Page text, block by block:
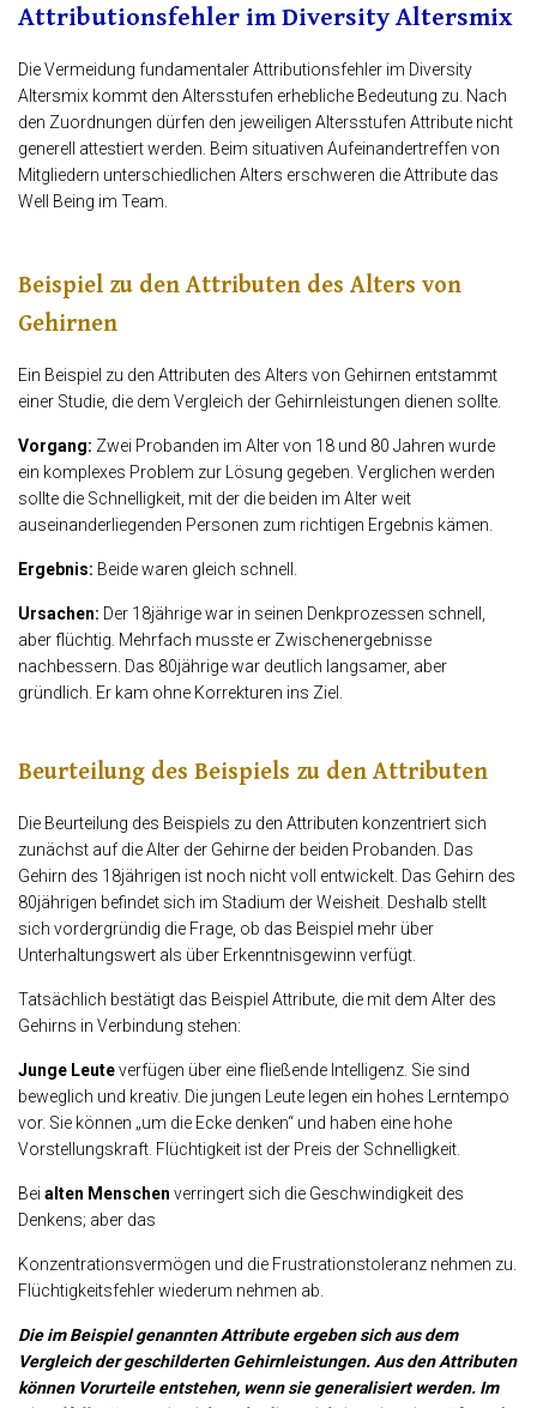
Attributionsfehler im Diversity Altersmix
Die Vermeidung fundamentaler Attributionsfehler im Diversity
Altersmix kommt den Altersstufen erhebliche Bedeutung zu. Nach
den Zuordnungen dürfen den jeweiligen Altersstufen Attribute nicht
generell attestiert werden. Beim situativen Aufeinandertreffen von
Mitgliedern unterschiedlichen Alters erschweren die Attribute das
Well Being im Team.
Beispiel zu den Attributen des Alters von
Gehirnen
Ein Beispiel zu den Attributen des Alters von Gehirnen entstammt
einer Studie, die dem Vergleich der Gehirnleistungen dienen sollte.
Vorgang: Zwei Probanden im Alter von 18 und 80 Jahren wurde
ein komplexes Problem zur Lösung gegeben. Verglichen werden
sollte die Schnelligkeit, mit der die beiden im Alter weit
auseinanderliegenden Personen zum richtigen Ergebnis kämen.
Ergebnis: Beide waren gleich schnell.
Ursachen: Der 18jährige war in seinen Denkprozessen schnell,
aber flüchtig. Mehrfach musste er Zwischenergebnisse
nachbessern. Das 80jährige war deutlich langsamer, aber
gründlich. Er kam ohne Korrekturen ins Ziel.
Beurteilung des Beispiels zu den Attributen
Die Beurteilung des Beispiels zu den Attributen konzentriert sich
zunächst auf die Alter der Gehirne der beiden Probanden. Das
Gehirn des 18jährigen ist noch nicht voll entwickelt. Das Gehirn des
80jährigen befindet sich im Stadium der Weisheit. Deshalb stellt
sich vordergründig die Frage, ob das Beispiel mehr über
Unterhaltungswert als über Erkenntnisgewinn verfügt.
Tatsächlich bestätigt das Beispiel Attribute, die mit dem Alter des
Gehirns in Verbindung stehen:
Junge Leuteverfügen über eine fließende Intelligenz. Sie sind
beweglich und kreativ. Die jungen Leute legen ein hohes Lerntempo
vor. Sie können „um die Ecke denken“ und haben eine hohe
Vorstellungskraft. Flüchtigkeit ist der Preis der Schnelligkeit.
Bei alten Menschen verringert sich die Geschwindigkeit des
Denkens; aber das
Konzentrationsvermögen und die Frustrationstoleranz nehmen zu.
Flüchtigkeitsfehler wiederum nehmen ab.
Die im Beispiel genannten Attribute ergeben sich aus dem
Vergleich der geschilderten Gehirnleistungen. Aus den Attributen
können Vorurteile entstehen, wenn sie generalisiert werden. Im